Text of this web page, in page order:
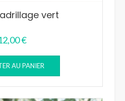
vert
€
AU PANIER